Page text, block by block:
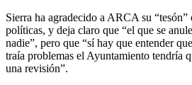
Sierra ha agradecido a ARCA su “tesón”
políticas, y deja claro que “el que se
nadie”, pero que “sí hay que entender
traía problemas el Ayuntamiento tendría
una revisión”.